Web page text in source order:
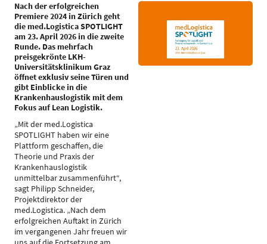
Nach der erfolgreichen
Premiere 2024 in Zürich geht
die med.Logistica SPOTLIGHT
am 23. April 2026 in die zweite
Runde. Das mehrfach
preisgekrönte LKH-
Universitätsklinikum Graz
öffnet exklusiv seine Türen und
gibt Einblicke in die
Krankenhauslogistik mit dem
Fokus auf Lean Logistik.
„Mit der med.Logistica
SPOTLIGHT haben wir eine
Plattform geschaffen, die
Theorie und Praxis der
Krankenhauslogistik
unmittelbar zusammenführt“,
sagt Philipp Schneider,
Projektdirektor der
med.Logistica. „Nach dem
erfolgreichen Auftakt in Zürich
im vergangenen Jahr freuen wir